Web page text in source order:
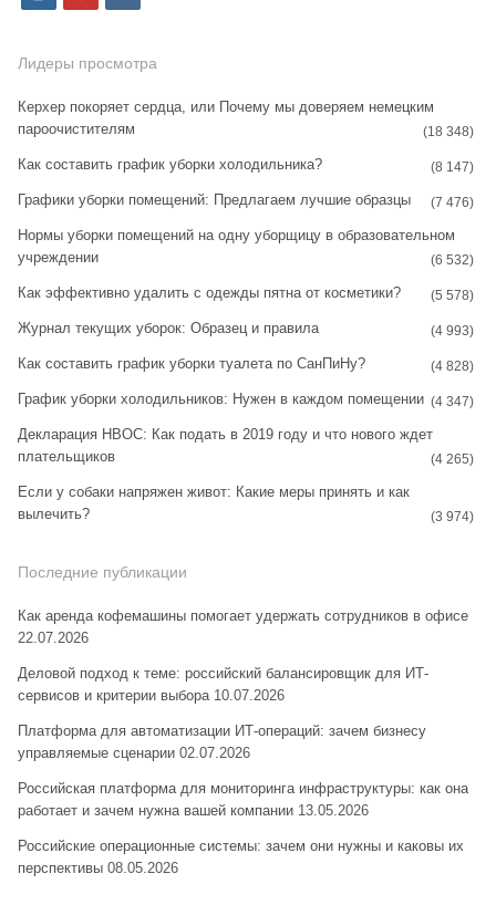
s
a
g
r
a
n
e
r
e
s
Лидеры просмотра
Керхер покоряет сердца, или Почему мы доверяем немецким
пароочистителям
(18 348)
Как составить график уборки холодильника? (8 147)
Графики уборки помещений: Предлагаем лучшие образцы (7 476)
Нормы уборки помещений на одну уборщицу в образовательном
учреждении
(6 532)
Как эффективно удалить с одежды пятна от косметики? (5 578)
Журнал текущих уборок: Образец и правила (4 993)
Как составить график уборки туалета по СанПиНу? (4 828)
График уборки холодильников: Нужен в каждом помещении (4 347)
Декларация НВОС: Как подать в 2019 году и что нового ждет
плательщиков
(4 265)
Если у собаки напряжен живот: Какие меры принять и как
вылечить?
(3 974)
Последние публикации
Как аренда кофемашины помогает удержать сотрудников в офисе
22.07.2026
Деловой подход к теме: российский балансировщик для ИТ-
сервисов и критерии выбора 10.07.2026
Платформа для автоматизации ИТ-операций: зачем бизнесу
управляемые сценарии 02.07.2026
Российская платформа для мониторинга инфраструктуры: как она
работает и зачем нужна вашей компании 13.05.2026
Российские операционные системы: зачем они нужны и каковы их
перспективы 08.05.2026